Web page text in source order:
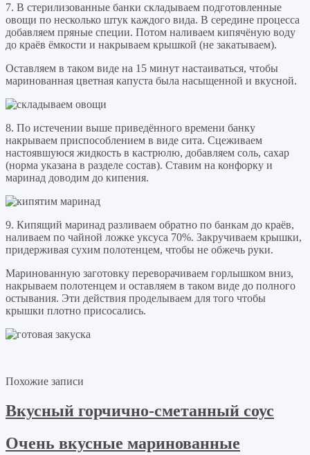
7. В стерилизованные банки складываем подготовленные
овощи по несколько штук каждого вида. В середине процесса
добавляем пряные специи. Потом наливаем кипячёную воду
до краёв ёмкости и накрываем крышкой (не закатываем).
Оставляем в таком виде на 15 минут настаиваться, чтобы
маринованная цветная капуста была насыщенной и вкусной.
8. По истечении выше приведённого времени банку
накрываем приспособлением в виде сита. Сцеживаем
настоявшуюся жидкость в кастрюлю, добавляем соль, сахар
(норма указана в разделе состав). Ставим на конфорку и
маринад доводим до кипения.
9. Кипящий маринад разливаем обратно по банкам до краёв,
наливаем по чайной ложке уксуса 70%. Закручиваем крышки,
придерживая сухим полотенцем, чтобы не обжечь руки.
Маринованную заготовку переворачиваем горлышком вниз,
накрываем полотенцем и оставляем в таком виде до полного
остывания. Эти действия проделываем для того чтобы
крышки плотно присосались.
Похожие записи
Вкусный горчично-сметанный соус
Очень вкусные маринованные